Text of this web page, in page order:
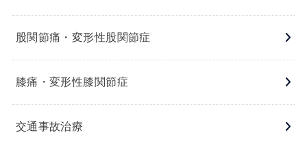
股関節痛・変形性股関節症
膝痛・変形性膝関節症
交通事故治療